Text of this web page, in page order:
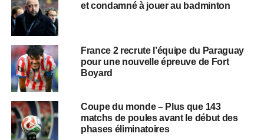
et condamné à jouer au badminton
France 2 recrute l’équipe du Paraguay
pour une nouvelle épreuve de Fort
Boyard
Coupe du monde – Plus que 143
matchs de poules avant le début des
phases éliminatoires